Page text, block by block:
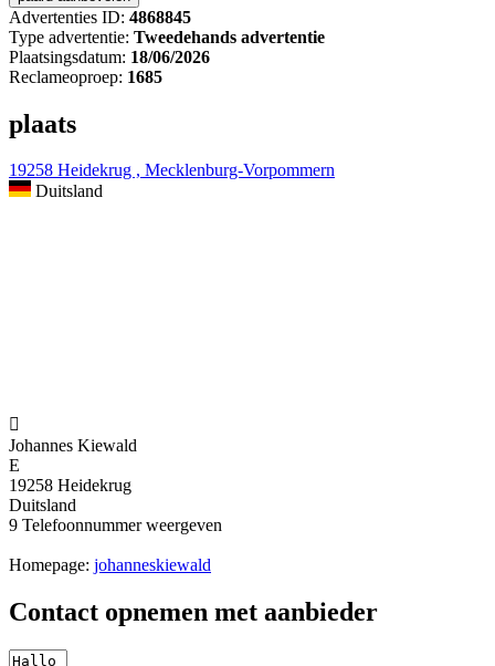
Advertenties ID: 4868845
Type advertentie: Tweedehands advertentie
Plaatsingsdatum: 18/06/2026
Reclameoproep: 1685
plaats
19258 Heidekrug , Mecklenburg-Vorpommern
Duitsland

Johannes Kiewald
E
19258 Heidekrug
Duitsland
9 Telefoonnummer weergeven
Homepage: johanneskiewald
Contact opnemen met aanbieder